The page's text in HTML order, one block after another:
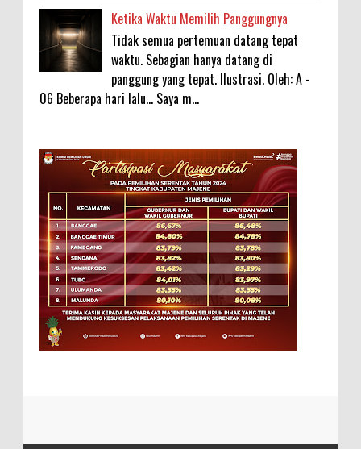
Ketika Waktu Memilih Panggungnya
Tidak semua pertemuan datang tepat
waktu. Sebagian hanya datang di
panggung yang tepat. Ilustrasi. Oleh: A -
06 Beberapa hari lalu... Saya m...